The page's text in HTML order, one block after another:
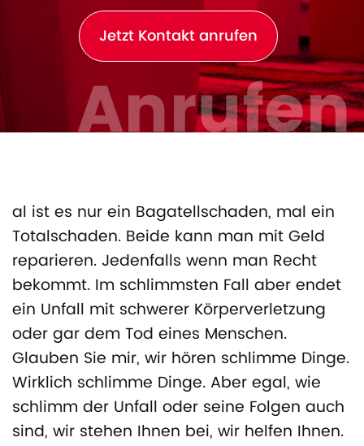
Jetzt Kontakt anrufen
Anrufen
al ist es nur ein Bagatellschaden, mal ein
Totalschaden. Beide kann man mit Geld
reparieren. Jedenfalls wenn man Recht
bekommt. Im schlimmsten Fall aber endet
ein Unfall mit schwerer Körperverletzung
oder gar dem Tod eines Menschen.
Glauben Sie mir, wir hören schlimme Dinge.
Wirklich schlimme Dinge. Aber egal, wie
schlimm der Unfall oder seine Folgen auch
sind, wir stehen Ihnen bei, wir helfen Ihnen.